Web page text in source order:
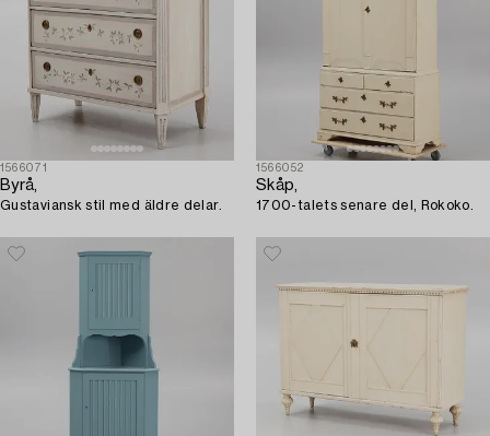
1566071
Byrå,
Gustaviansk stil med äldre delar.
1566052
Skåp,
1700-talets senare del, Rokoko.